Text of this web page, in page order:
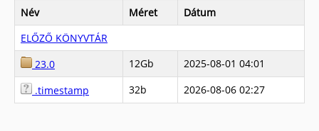
Név Méret
Dátum
ELŐZŐ KÖNYVTÁR
23.0
12Gb
2025-08-01 04:01
.timestamp
32b 2026-08-06 02:27